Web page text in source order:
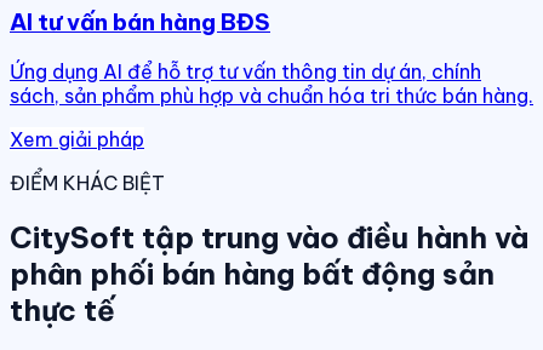
AI tư vấn bán hàng BĐS
Ứng dụng AI để hỗ trợ tư vấn thông tin dự án, chính
sách, sản phẩm phù hợp và chuẩn hóa tri thức bán hàng.
Xem giải pháp
ĐIỂM KHÁC BIỆT
CitySoft tập trung vào điều hành và
phân phối bán hàng bất động sản
thực tế